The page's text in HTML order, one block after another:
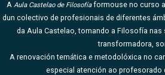
A Aula Castelao de Filosofíaformouse no curso
dun colectivo de profesionais de diferentes
da Aula Castelao, tomando a Filosofía
transformadora,
A renovación temática e metodolóxica no
especial atención ao profesorado